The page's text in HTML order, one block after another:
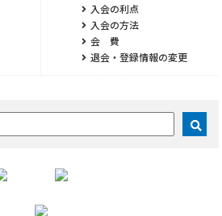
入会の利点
入会の方法
会 費
退会・登録情報の変更